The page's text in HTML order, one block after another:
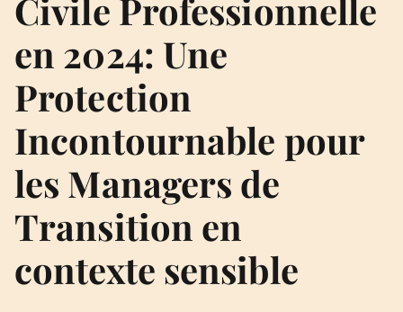
Civile Professionnelle
en 2024: Une
Protection
Incontournable pour
les Managers de
Transition en
contexte sensible